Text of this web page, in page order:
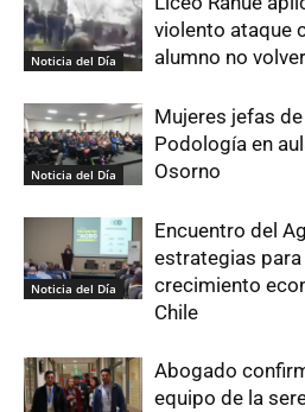
Noticia del Día
violento ataque
alumno no
Noticia del Día
Mujeres jefas
Podología en
Osorno
Noticia del Día
Encuentro del
estrategias para
crecimiento
Chile
Abogado
equipo de la